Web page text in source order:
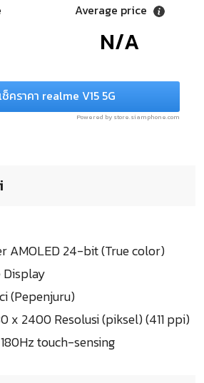
Average price
N/A
เช็คราคา realme V15 5G
Powered by store.siamphone.com
AMOLED 24-bit (True color)
(Pepenjuru)
x 2400 Resolusi (piksel) (411 ppi)
touch-sensing